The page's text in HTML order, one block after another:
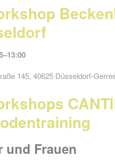
145, 40625 Düsseldorf-
und Frauen